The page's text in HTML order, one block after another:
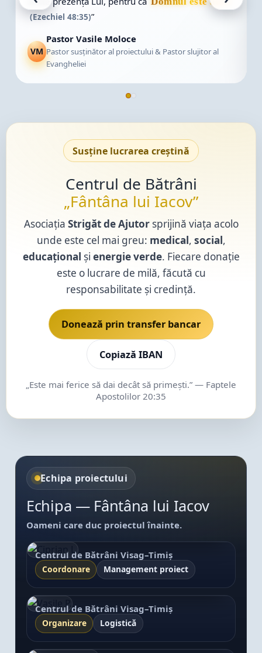
al
rugăciunea și responsabilitatea față de fiecare
CL
Ciprian Lupașcu
Susține lucrarea creștină
Centrul de Bătrâni
„Fântâna lui Iacov”
Asociația Strigăt de Ajutorsprijină viața acolo
unde este cel mai greu: medical social
educațional și energie verde. Fiecare donație
este o lucrare de milă, făcută cu
responsabilitate și credință.
Donează prin transfer bancar
Copiază IBAN
„Este mai ferice să dai decât să primești.” — Faptele
Apostolilor 20:35
Echipa proiectului
Echipa — Fântâna lui Iacov
Oameni care duc proiectul înainte.
CEO ONG & Responsabil proiect —
Ciprian L.
Centrul de Bătrâni Visag–Timiș
Coordonare Management proiect
Echipă
Secretar & Coordonator proiect —
Vasile P.
Centrul de Bătrâni Visag–Timiș
Organizare Logistică
Echipă
Coordonator — Paraschiva M.